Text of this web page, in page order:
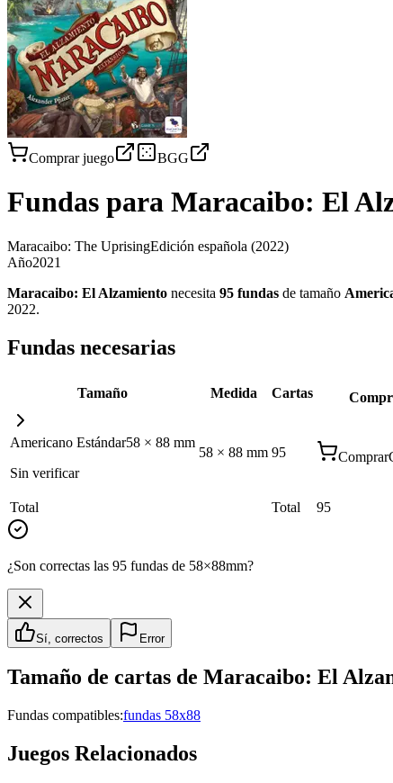
Comprar juego BGG
Fundas para Maracaibo: El
Maracaibo: The UprisingEdición española (2022)
Año2021
Maracaibo: El Alzamiento necesita 95 fundas de tamaño
2022.
Fundas necesarias
Tamaño Medida Cartas
Americano Estándar58 × 88 mm
Sin verificar
58 × 88 mm 95 Comprar
Total Total 95
¿Son correctas las 95 fundas de 58×88mm?
Sí, correctos Error
Tamaño de cartas de Maracaibo: El
Fundas compatibles:fundas 58x88
Juegos Relacionados